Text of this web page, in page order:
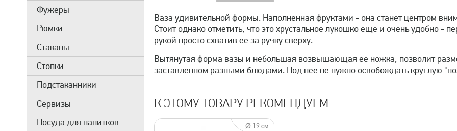
Фужеры
Рюмки
Стаканы
Стопки
Подстаканники
Сервизы
Посуда для напитков
Ваза удивительной формы. Наполненная фруктами - она станет центром
Стоит однако отметить, что это хрустальное лукошко еще и очень удобно -
рукой просто схватив ее за ручку сверху.
Вытянутая форма вазы и небольшая возвышающая ее ножка, позволит
заставленном разными блюдами. Под нее не нужно освобождать круглую
К ЭТОМУ ТОВАРУ РЕКОМЕНДУЕМ
Ø 19 см